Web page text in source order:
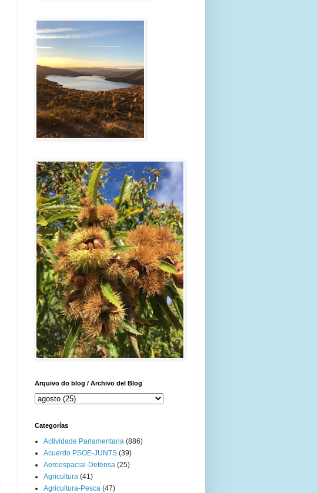
Arquivo do blog / Archivo del Blog
Categorías
Actividade Parlamentaria (886)
Acuerdo PSOE-JUNTS (39)
Aeroespacial-Defensa (25)
Agricultura (41)
Agricultura-Pesca (47)